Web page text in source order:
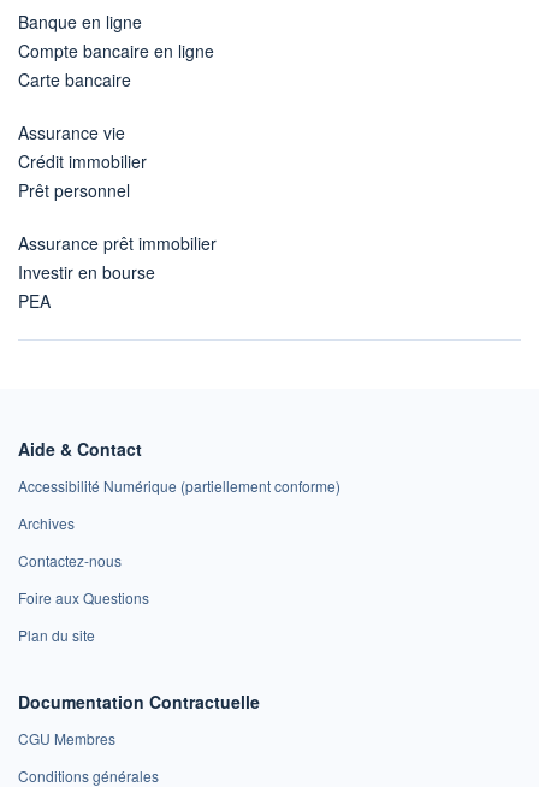
Banque en ligne
Compte bancaire en ligne
Carte bancaire
Assurance vie
Crédit immobilier
Prêt personnel
Assurance prêt immobilier
Investir en bourse
PEA
Aide & Contact
Accessibilité Numérique (partiellement conforme)
Archives
Contactez-nous
Foire aux Questions
Plan du site
Documentation Contractuelle
CGU Membres
Conditions générales